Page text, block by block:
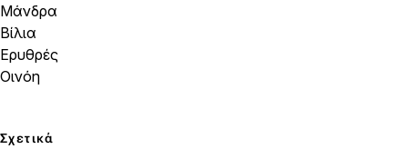
Μάνδρα
Βίλια
Ερυθρές
Οινόη
Σχετικά